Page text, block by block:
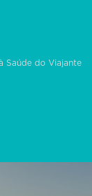
Saúde do Viajante